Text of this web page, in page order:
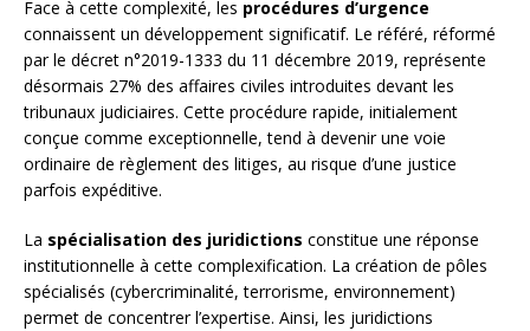
Face à cette complexité, les procédures d’urgence
connaissent un développement significatif. Le référé, réformé
par le décret n°2019-1333 du 11 décembre 2019, représente
désormais 27% des affaires civiles introduites devant les
tribunaux judiciaires. Cette procédure rapide, initialement
conçue comme exceptionnelle, tend à devenir une voie
ordinaire de règlement des litiges, au risque d’une justice
parfois expéditive.
La spécialisation des juridictions constitue une réponse
institutionnelle à cette complexification. La création de pôles
spécialisés (cybercriminalité, terrorisme, environnement)
permet de concentrer l’expertise. Ainsi, les juridictions